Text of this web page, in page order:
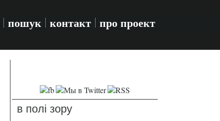
пошук контакт про проект
в полі зору